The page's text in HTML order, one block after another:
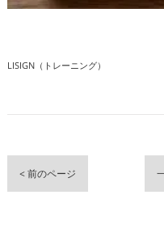
LISIGN（トレーニング）
< 前のページ